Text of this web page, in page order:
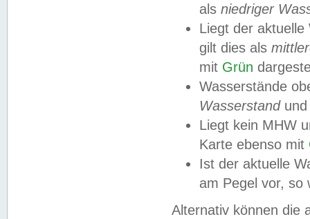
als niedriger
Liegt der
gilt dies als
mit Grün
Wasserstände
Wasserstandund
Liegt kein MHW
Karte ebenso mit
Ist der aktuelle
am Pegel vor,
Alternativ können die